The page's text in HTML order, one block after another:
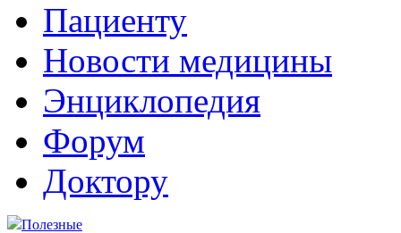
Пациенту
Новости медицины
Энциклопедия
Форум
Доктору
Полезные